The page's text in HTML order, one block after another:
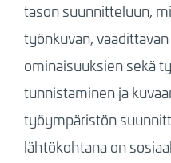
tason suunnitteluun,
työnkuvan,
ominaisuuksien sekä
tunnistaminen ja
työympäristön
lähtökohtana on